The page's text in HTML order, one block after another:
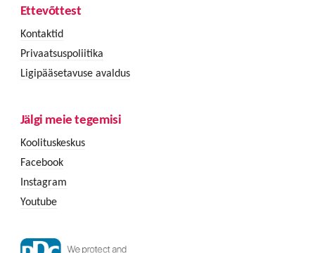
Ettevõttest
Kontaktid
Privaatsuspoliitika
Ligipääsetavuse avaldus
Jälgi meie tegemisi
Koolituskeskus
Facebook
Instagram
Youtube